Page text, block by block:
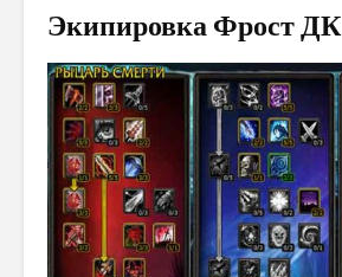
Экипировка Фрост ДК